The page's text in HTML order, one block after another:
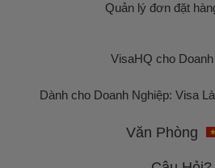
Quản lý đơn đặt
VisaHQ cho
Dành cho Doanh Nghiệp: Visa
Văn Phòng